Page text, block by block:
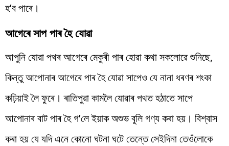
হ’ব পাৰে।
আগেৰে সাপ পাৰ হৈ যোৱা
আপুনি যোৱা পথৰ আগেৰে মেকুৰী পাৰ হোৱা কথা সকলোৱে শুনিছে,
কিন্তু আপোনাৰ আগেৰে পাৰ হৈ যোৱা সাপেও যে নানা ধৰণৰ শংকা
কঢ়িয়াই লৈ ফুৰে। ৰাতিপুৱা কামলৈ যোৱাৰ পথত হঠাতে সাপে
আপোনাৰ বাট পাৰ হৈ গ’লে ইয়াক অশুভ বুলি গণ্য কৰা হয়। বিশ্বাস
কৰা হয় যে যদি এনে কোনো ঘটনা ঘটে তেন্তে সেইদিনা তেওঁলোকে